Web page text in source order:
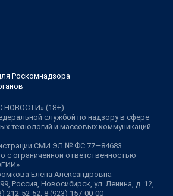
Роскомнадзора
(18+)
службой по надзору в сфере
технологий и массовых коммуникаций
СМИ ЭЛ № ФС 77—84683
с ограниченной ответственностью
Елена Александровна
Россия, Новосибирск, ул. Ленина, д. 12,
212-52-52, 8 (923) 157-00-00